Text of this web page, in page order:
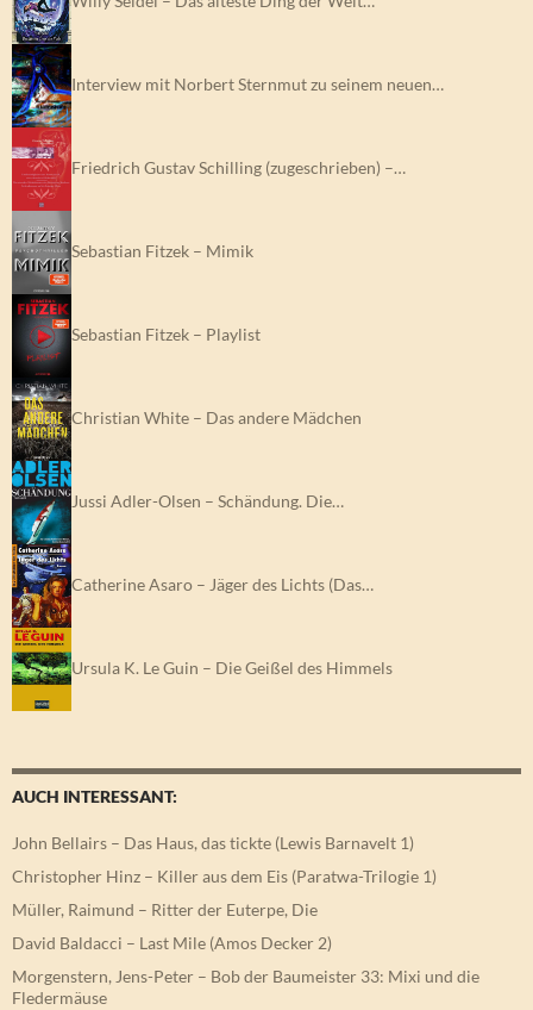
Interview mit Norbert Sternmut zu seinem neuen…
Friedrich Gustav Schilling (zugeschrieben) –…
Sebastian Fitzek – Mimik
Sebastian Fitzek – Playlist
Christian White – Das andere Mädchen
Jussi Adler-Olsen – Schändung. Die…
Catherine Asaro – Jäger des Lichts (Das…
Ursula K. Le Guin – Die Geißel des Himmels
AUCH INTERESSANT:
John Bellairs – Das Haus, das tickte (Lewis Barnavelt 1)
Christopher Hinz – Killer aus dem Eis (Paratwa-Trilogie 1)
Müller, Raimund – Ritter der Euterpe, Die
David Baldacci – Last Mile (Amos Decker 2)
Morgenstern, Jens-Peter – Bob der Baumeister 33: Mixi und die
Fledermäuse